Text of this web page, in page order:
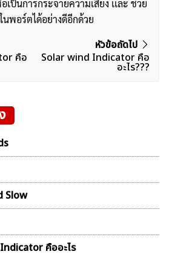
ป็นการกระจายความเสี่ยง เเละ ช่วย
นพอร์ตได้อย่างดีอีกด้วย
คือ
หัวข้อถัดไป
Solar wind Indicator คือ
อะไร???
Slow
คืออะไร